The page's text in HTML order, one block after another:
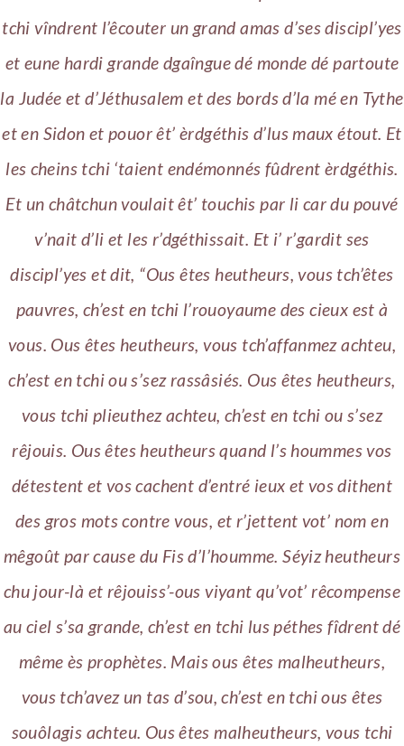
tchi vîndrent l’êcouter un grand amas d’ses discipl’yes
et eune hardi grande dgaîngue dé monde dé partoute
la Judée et d’Jéthusalem et des bords d’la mé en Tythe
et en Sidon et pouor êt’ èrdgéthis d’lus maux étout. Et
les cheins tchi ‘taient endémonnés fûdrent èrdgéthis.
Et un châtchun voulait êt’ touchis par li car du pouvé
v’nait d’li et les r’dgéthissait. Et i’ r’gardit ses
discipl’yes et dit, “Ous êtes heutheurs, vous tch’êtes
pauvres, ch’est en tchi l’rouoyaume des cieux est à
vous. Ous êtes heutheurs, vous tch’affanmez achteu,
ch’est en tchi ou s’sez rassâsiés. Ous êtes heutheurs,
vous tchi plieuthez achteu, ch’est en tchi ou s’sez
rêjouis. Ous êtes heutheurs quand l’s hoummes vos
détestent et vos cachent d’entré ieux et vos dithent
des gros mots contre vous, et r’jettent vot’ nom en
mêgoût par cause du Fis d’l’houmme. Séyiz heutheurs
chu jour-là et rêjouiss’-ous viyant qu’vot’ rêcompense
au ciel s’sa grande, ch’est en tchi lus péthes fîdrent dé
même ès prophètes. Mais ous êtes malheutheurs,
vous tch’avez un tas d’sou, ch’est en tchi ous êtes
souôlagis achteu. Ous êtes malheutheurs, vous tchi